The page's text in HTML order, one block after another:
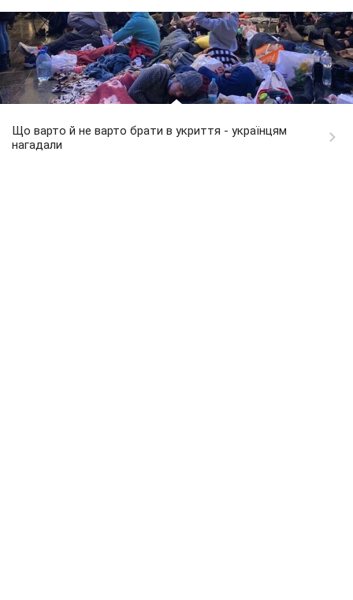
Що варто й не варто брати в укриття - українцям
нагадали